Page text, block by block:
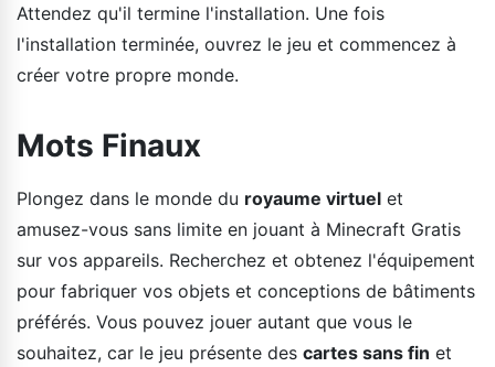
Attendez qu'il termine l'installation. Une fois
l'installation terminée, ouvrez le jeu et commencez à
créer votre propre monde.
Mots Finaux
Plongez dans le monde du royaume virtuel et
amusez-vous sans limite en jouant à Minecraft Gratis
sur vos appareils. Recherchez et obtenez l'équipement
pour fabriquer vos objets et conceptions de bâtiments
préférés. Vous pouvez jouer autant que vous le
souhaitez, car le jeu présente des cartes sans fin et